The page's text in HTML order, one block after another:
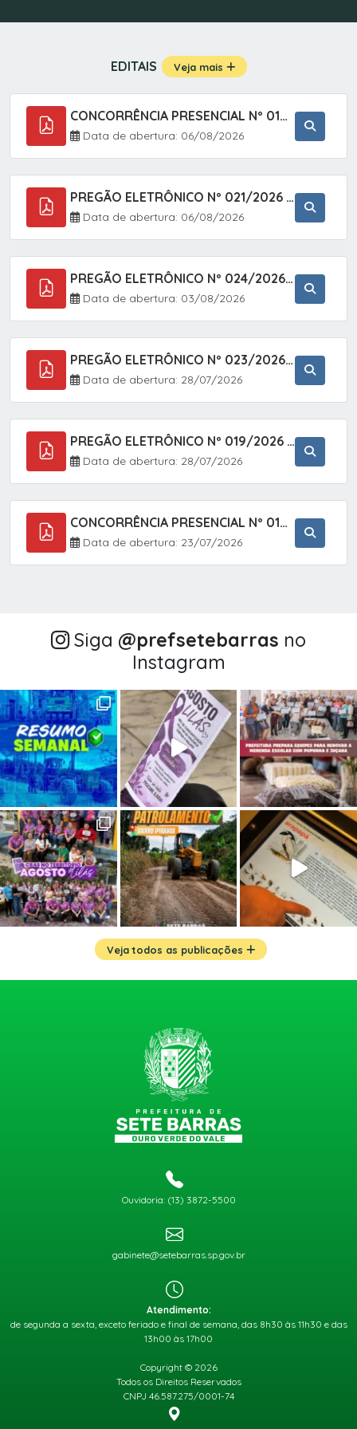
EDITAIS Veja mais
CONCORRÊNCIA PRESENCIAL Nº 019/2025 - PAVIMENTAÇÃO ASFÁLTICA EM TRECHO DA RUA 2 NO BAIRRO VILA SOARES NO MUNICÍPIO DE SETE BARRAS/SP.
Data de abertura: 06/08/2026
PREGÃO ELETRÔNICO Nº 021/2026 - AQUISIÇÃO DE CONTENTORES E CARRINHOS, DESTINADOS A COLETIVA E MANEJO DE RESÍDUOS SÓLIDOS, ATRAVÉS DO SISTEMA DE REGISTRO DE PREÇOS (SRP)
Data de abertura: 06/08/2026
PREGÃO ELETRÔNICO Nº 024/2026 - AQUISIÇÃO DE GÁS MEDICINAL TIPO OXIGÊNIO (1,00 M3, 3,00 M3 E 10,00 M3), EM ATENDIMENTO À SECRETARIA MUNICIPAL DE SAÚDE, ATRAVÉS DO SISTEMA DE REGISTRO DE PREÇOS (SRP)
Data de abertura: 03/08/2026
PREGÃO ELETRÔNICO Nº 023/2026 - AQUISIÇÃO DE ENXOVAL INFANTIL, EM ATENDIMENTO À SECRETARIA MUNICIPAL DE EDUCAÇÃO, ATRAVÉS DO SISTEMA DE REGISTRO DE PREÇOS (SRP).
Data de abertura: 28/07/2026
PREGÃO ELETRÔNICO Nº 019/2026 - CONTRATAÇÃO DE EMPRESA ESPECIALIZADA PARA A PRESTAÇÃO DE SERVIÇOS VETERINÁRIOS CLÍNICOS E CIRÚRGICOS, COM FOCO EM AÇÕES DE SAÚDE PÚBLICA, BEM-ESTAR ANIMAL E CONTROLE POPULACIONAL ÉTICO DE CÃES E GATOS, EM ATENDIMENTO À
Data de abertura: 28/07/2026
CONCORRÊNCIA PRESENCIAL Nº 018/2026 - PAVIMENTAÇÃO ASFÁLTICA NO BAIRRO VOTUPOCA ? ESTRADA DA RAPOSA, NO MUNICÍPIO DE SETE BARRAS/SP
Data de abertura: 23/07/2026
Siga @‌prefsetebarras no
Instagram
Veja todos as publicações
Ouvidoria: (13) 3872-5500
gabinete@setebarras.sp.gov.br
Atendimento:
de segunda a sexta, exceto feriado e final de semana, das 8h30 às 11h30 e das
13h00 às 17h00
Copyright © 2026
Todos os Direitos Reservados
CNPJ 46.587.275/0001-74